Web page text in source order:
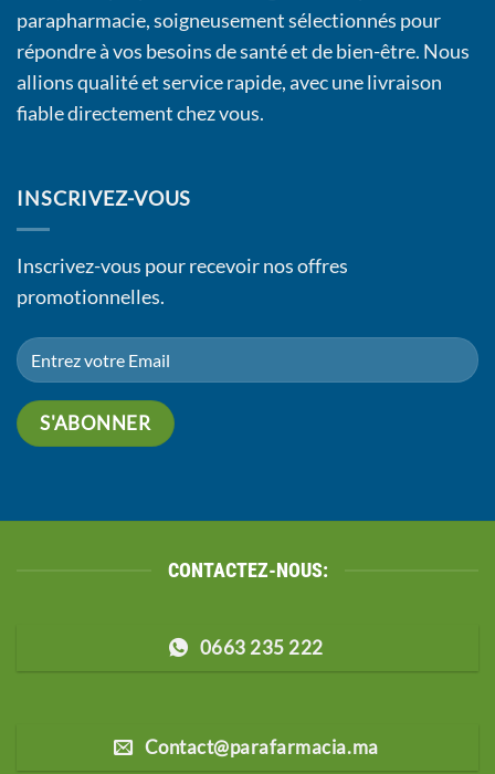
parapharmacie, soigneusement sélectionnés pour
répondre à vos besoins de santé et de bien-être. Nous
allions qualité et service rapide, avec une livraison
fiable directement chez vous.
INSCRIVEZ-VOUS
Inscrivez-vous pour recevoir nos offres
promotionnelles.
CONTACTEZ-NOUS:
0663 235 222
Contact@parafarmacia.ma